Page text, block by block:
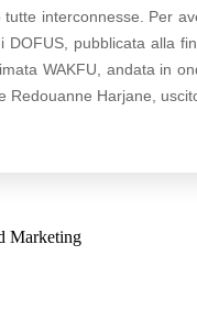
interconnesse. Per
pubblicata alla
WAKFU, andata in
Redouanne Harjane,
Marketing